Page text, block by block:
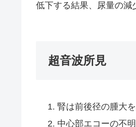
低下する結果、尿量の減
超音波所見
腎は前後径の腫大
中心部エコーの不